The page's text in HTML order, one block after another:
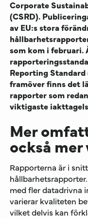
Corporate
(CSRD).
av EU:sstora
som kom i februari.
ReportingStandard
framöverfinns det
rapporter som redan
viktigaste
Mer
också
Rapporterna är i
med fler datadrivna
varierar kvaliteten
vilket delvis kan